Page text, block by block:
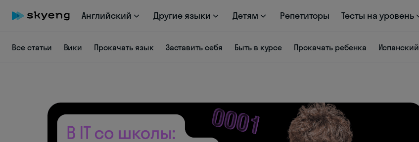
Английский Другие языки Детям Репетиторы Тесты на уровень
Все статьи Вики Прокачать язык Заставить себя Быть в курсе Прокачать ребенка Испанский